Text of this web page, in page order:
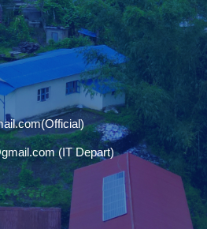
(Official)
(IT Depart)